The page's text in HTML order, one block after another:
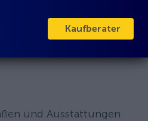
Kaufberater
und Ausstattungen.